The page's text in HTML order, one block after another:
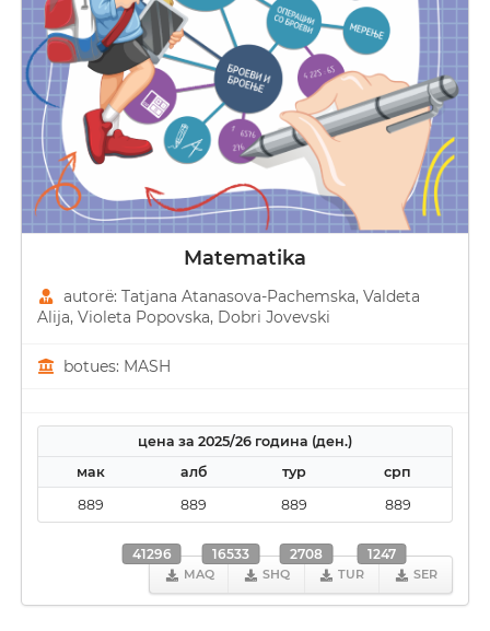
Matematika
autorë: Tatjana Atanasova-Pachemska, Valdeta
Alija, Violeta Popovska, Dobri Јovevski
botues: MASH
цена за 2025/26 година (ден.)
мак
алб тур
срп
889
889 889 889
MAQ
41296
SHQ
16533
TUR
2708
SER
1247